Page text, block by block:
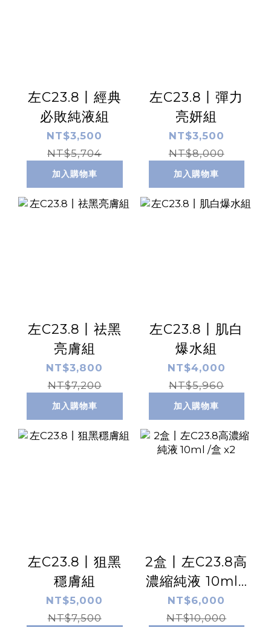
左C23.8丨經典
必敗純液組
NT$3,500
NT$5,704
加入購物車
左C23.8丨彈力
亮妍組
NT$3,500
NT$8,000
加入購物車
左C23.8丨祛黑
亮膚組
NT$3,800
NT$7,200
加入購物車
左C23.8丨肌白
爆水組
NT$4,000
NT$5,960
加入購物車
左C23.8丨狙黑
穩膚組
NT$5,000
NT$7,500
2盒丨左C23.8高
濃縮純液 10ml /
盒 x2
NT$6,000
NT$10,000